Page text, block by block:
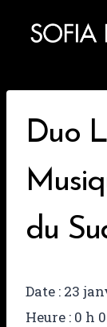
Duo
du
Date : 23
Heure : 0 h